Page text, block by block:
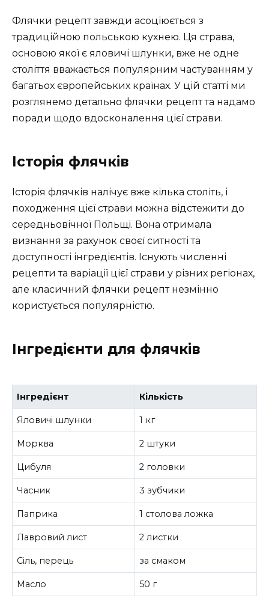
Флячки рецепт завжди асоціюється з
традиційною польською кухнею. Ця страва,
основою якої є яловичі шлунки, вже не одне
століття вважається популярним частуванням у
багатьох європейських країнах. У цій статті ми
розглянемо детально флячки рецепт та надамо
поради щодо вдосконалення цієї страви.
Історія флячків
Історія флячків налічує вже кілька століть, і
походження цієї страви можна відстежити до
середньовічної Польщі. Вона отримала
визнання за рахунок своєї ситності та
доступності інгредієнтів. Існують численні
рецепти та варіації цієї страви у різних регіонах,
але класичний флячки рецепт незмінно
користується популярністю.
Інгредієнти для флячків
Інгредієнт Кількість
Яловичі шлунки 1 кг
Морква 2 штуки
Цибуля 2 головки
Часник 3 зубчики
Паприка 1 столова ложка
Лавровий лист 2 листки
Сіль, перець за смаком
Масло 50 г